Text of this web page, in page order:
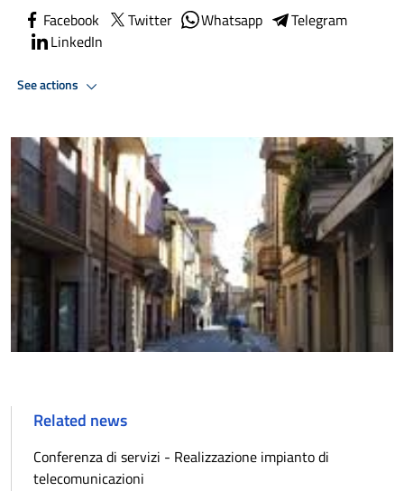
Facebook Twitter Whatsapp
Telegram
LinkedIn
See actions
Related news
Conferenza di servizi - Realizzazione impianto di
telecomunicazioni